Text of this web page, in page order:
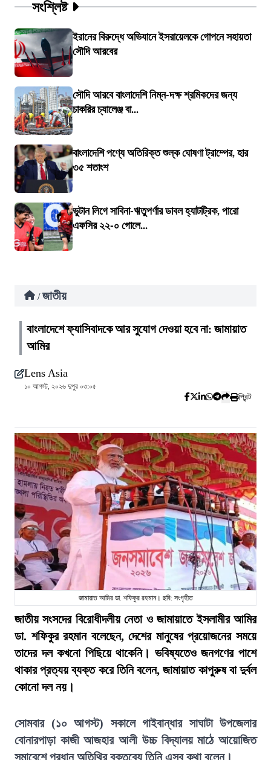
সংশ্লিষ্ট
ইরানের বিরুদ্ধে অভিযানে ইসরায়েলকে গোপনে সহায়তা
সৌদি আরবের
সৌদি আরবে বাংলাদেশি নিম্ন-দক্ষ শ্রমিকদের জন্য
চাকরির চ্যালেঞ্জ বা...
বাংলাদেশি পণ্যে অতিরিক্ত শুল্ক ঘোষণা ট্রাম্পের, হার
৩৫ শতাংশ
ভুটান লিগে সাবিনা-ঋতুপর্ণার ডাবল হ্যাটট্রিক, পারো
এফসির ২২-০ গোলে...
/ জাতীয়
বাংলাদেশে ফ্যাসিবাদকে আর সুযোগ দেওয়া হবে না: জামায়াত
আমির
Lens Asia
১০ আগস্ট, ২০২৬ দুপুর ০৩:০৫
প্রিন্ট
জামায়াত আমির ডা. শফিকুর রহমান। ছবি: সংগৃহীত
জাতীয় সংসদের বিরোধীদলীয় নেতা ও জামায়াতে ইসলামীর আমির
ডা. শফিকুর রহমান বলেছেন, দেশের মানুষের প্রয়োজনের সময়ে
তাদের দল কখনো পিছিয়ে থাকেনি। ভবিষ্যতেও জনগণের পাশে
থাকার প্রত্যয় ব্যক্ত করে তিনি বলেন, জামায়াত কাপুরুষ বা দুর্বল
কোনো দল নয়।
সোমবার (১০ আগস্ট) সকালে গাইবান্ধার সাঘাটা উপজেলার
বোনারপাড়া কাজী আজহার আলী উচ্চ বিদ্যালয় মাঠে আয়োজিত
সমাবেশে প্রধান অতিথির বক্তব্যে তিনি এসব কথা বলেন।